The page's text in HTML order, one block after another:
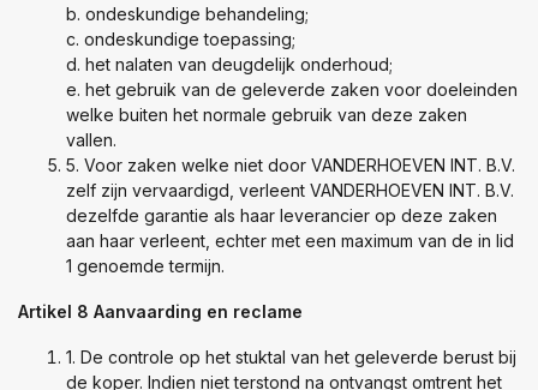
b. ondeskundige behandeling;
c. ondeskundige toepassing;
d. het nalaten van deugdelijk onderhoud;
e. het gebruik van de geleverde zaken voor doeleinden
welke buiten het normale gebruik van deze zaken
vallen.
5. Voor zaken welke niet door VANDERHOEVEN INT. B.V.
zelf zijn vervaardigd, verleent VANDERHOEVEN INT. B.V.
dezelfde garantie als haar leverancier op deze zaken
aan haar verleent, echter met een maximum van de in lid
1 genoemde termijn.
Artikel 8 Aanvaarding en reclame
1. De controle op het stuktal van het geleverde berust bij
de koper. Indien niet terstond na ontvangst omtrent het